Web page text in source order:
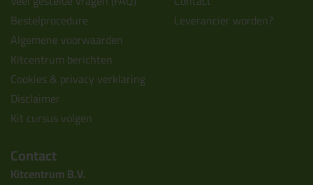
Bestelprocedure
Algemene voorwaarden
Kitcentrum berichten
Cookies & privacy verklaring
Disclaimer
Kit cursus volgen
Leverancier worden?
Contact
Kitcentrum B.V.